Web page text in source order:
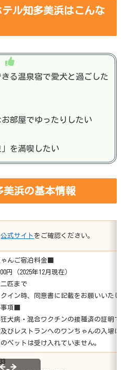
ル知多美浜はこんな
る温泉宿で愛犬と過ごした
部屋でゆったりしたい
」を満喫したい
美浜の基本情報
公式サイト をご確認ください。
んご宿泊料金■
円（2025年12月現在）
匹まで
イン時、同意書に記載をお願いいたし
項■
犬病・混合ワクチンの接種済の証明で
びレストランへのワンちゃんの入場は
ペットは受け入れていません。